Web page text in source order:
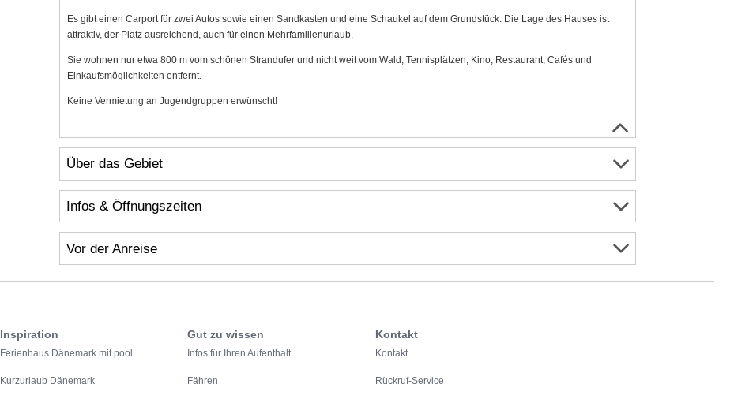
Es gibt einen Carport für zwei Autos sowie einen Sandkasten und eine Schaukel auf dem Grundstück. Die Lage des Hauses ist
attraktiv, der Platz ausreichend, auch für einen Mehrfamilienurlaub.
Sie wohnen nur etwa 800 m vom schönen Strandufer und nicht weit vom Wald, Tennisplätzen, Kino, Restaurant, Cafés und
Einkaufsmöglichkeiten entfernt.
Keine Vermietung an Jugendgruppen erwünscht!
Über das Gebiet
Infos & Öffnungszeiten
Vor der Anreise
Inspiration
Ferienhaus Dänemark mit pool
Kurzurlaub Dänemark
Gut zu wissen
Infos für Ihren Aufenthalt
Fähren
Kontakt
Kontakt
Rückruf-Service